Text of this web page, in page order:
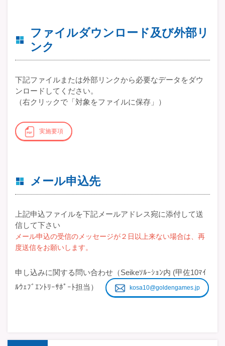
ファイルダウンロード及び外部リ
ンク
下記ファイルまたは外部リンクから必要なデータをダウ
ンロードしてください。
（右クリックで「対象をファイルに保存」）
実施要項
メール申込先
上記申込ファイルを下記メールアドレス宛に添付して送
信して下さい
メール申込の受信のメッセージが２日以上来ない場合は、再
度送信をお願いします。
申し込みに関する問い合わせ（Seikeｿﾙｰｼｮﾝ内 (甲佐10ﾏｲ
ﾙｳｪﾌﾞｴﾝﾄﾘｰｻﾎﾟｰﾄ担当）
kosa10@goldengames.jp